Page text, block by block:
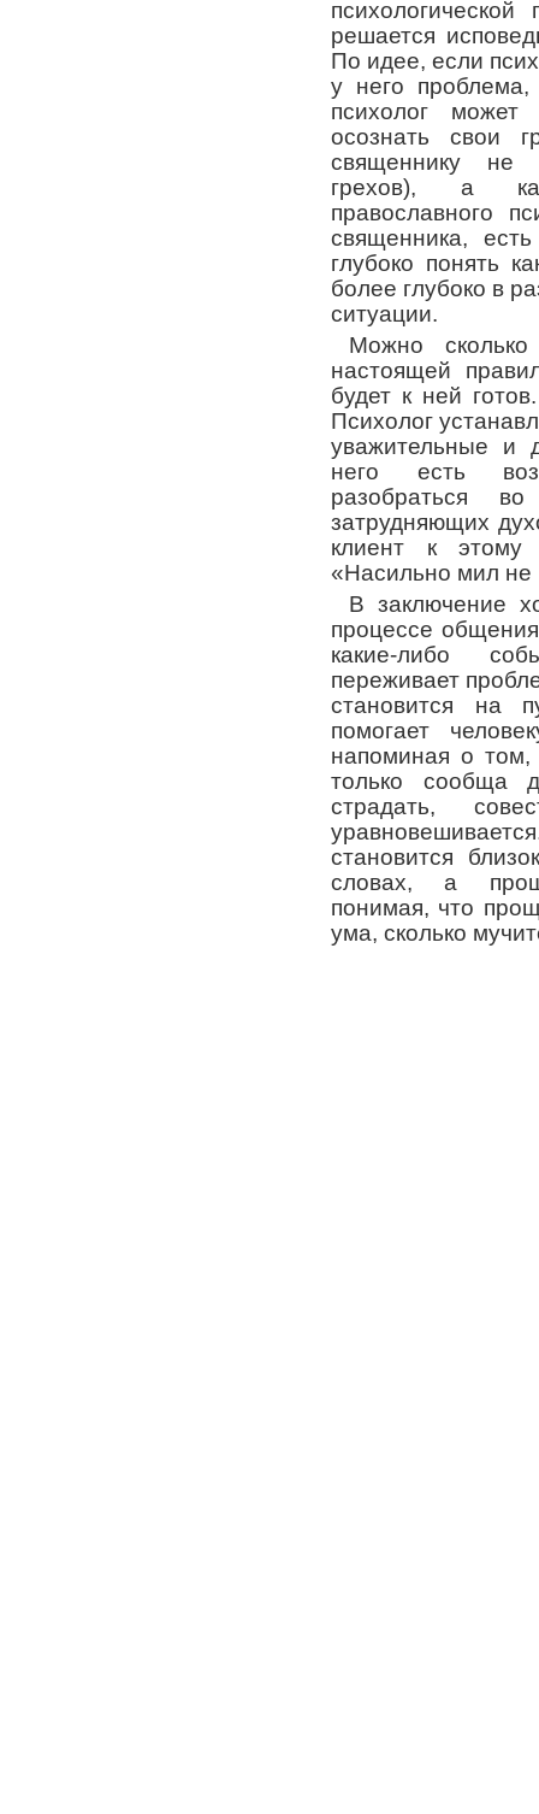
решается
По идее, если
у него
психолог
осознать свои
священнику не
грехов), а
православного
священника,
глубоко понять
более глубоко в
ситуации.
Можно
настоящей
будет к ней
Психолог
уважительные и
него есть
разобраться
затрудняющих
клиент к
«Насильно мил не
В заключение
процессе
какие-либо
переживает
становится на
помогает
напоминая о
только сообща
страдать,
становится
словах, а
понимая, что
ума, сколько